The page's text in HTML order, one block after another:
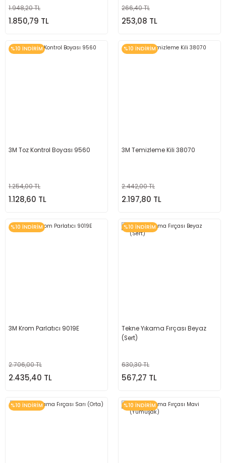
1.948,20 TL
1.850,79 TL
266,40 TL
253,08 TL
%10 İNDİRİM
3M Toz Kontrol Boyası 9560
1.254,00 TL
1.128,60 TL
%10 İNDİRİM
3M Temizleme Kili 38070
2.442,00 TL
2.197,80 TL
%10 İNDİRİM
3M Krom Parlatıcı 9019E
2.706,00 TL
2.435,40 TL
%10 İNDİRİM
Tekne Yıkama Fırçası Beyaz
(Sert)
630,30 TL
567,27 TL
%10 İNDİRİM %10 İNDİRİM